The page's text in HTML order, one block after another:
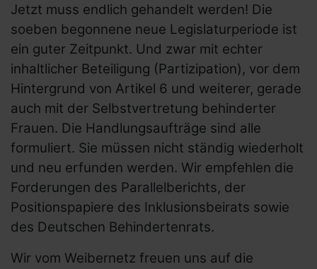
Jetzt muss endlich gehandelt werden! Die
soeben begonnene neue Legislaturperiode ist
ein guter Zeitpunkt. Und zwar mit echter
inhaltlicher Beteiligung (Partizipation), vor dem
Hintergrund von Artikel 6 und weiterer, gerade
auch mit der Selbstvertretung behinderter
Frauen. Die Handlungsaufträge sind alle
formuliert. Sie müssen nicht ständig wiederholt
und neu erfunden werden. Wir empfehlen die
Forderungen des Parallelberichts, der
Positionspapiere des Inklusionsbeirats sowie
des Deutschen Behindertenrats.
Wir vom Weibernetz freuen uns auf die